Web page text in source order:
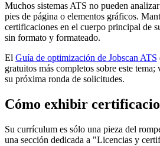
Muchos sistemas ATS no pueden
pies de página o elementos gráficos.
certificaciones en el cuerpo principal de
sin formato y formateado.
El Guía de optimización de Jobscan ATS
gratuitos más completos sobre este tema;
su próxima ronda de solicitudes.
Cómo exhibir
Su currículum es sólo una pieza del
una sección dedicada a "Licencias y